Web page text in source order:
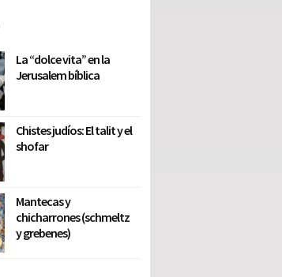
La “dolce vita” en la
Jerusalem bíblica
Chistes judíos: El talit y el
shofar
Mantecas y
chicharrones (schmeltz
y grebenes)